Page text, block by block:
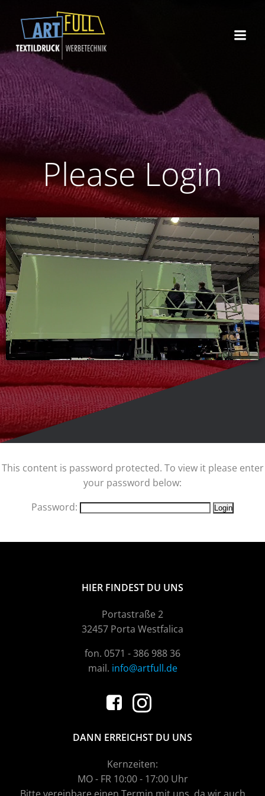
Please Login
This content is password protected. To view it please enter
your password below:
Password:
HIER FINDEST DU UNS
Portastraße 2
32457 Porta Westfalica
fon. 0571 - 386 988 36
mail. info@artfull.de
DANN ERREICHST DU UNS
Kernzeiten:
MO - FR 10:00 - 17:00 Uhr
Bitte vereinbare einen Termin mit uns, da wir auch